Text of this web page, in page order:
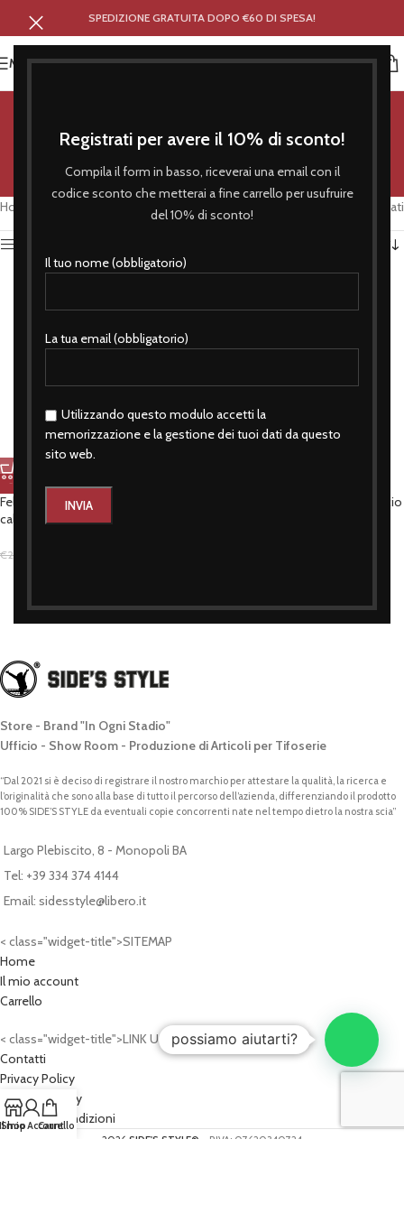
Registrati per avere il 10% di sconto!
Compila il form in basso, riceverai una email con il
codice sconto che metterai a fine carrello per usufruire
del 10% di sconto!
Il tuo nome (obbligatorio)
La tua email (obbligatorio)
Utilizzando questo modulo accetti la
memorizzazione e la gestione dei tuoi dati da questo
sito web.
SPEDIZIONE GRATUITA DOPO €60 DI SPESA!
MENU
con cappuccio
Categorie
Home Prodotti taggati “con cappuccio” Visualizzazione di 2 risultati
-27%
Felpa con cappucccio nero amatori
calcio balilla
€20,41
Felpa con cappuccio blu catenaccio
Store - Brand "In Ogni Stadio"
Ufficio - Show Room - Produzione di Articoli per Tifoserie
“Dal 2021 si è deciso di registrare il nostro marchio per attestare la qualità, la ricerca e
l’originalità che sono alla base di tutto il percorso dell’azienda, differenziando il prodotto
100% SIDE’S STYLE da eventuali copie concorrenti nate nel tempo dietro la nostra scia”
Largo Plebiscito, 8 - Monopoli BA
Tel: +39 334 374 4144
Email: sidesstyle@libero.it
< class="widget-title">SITEMAP
Home
Il mio account
Carrello
< class="widget-title">LINK UTILI
Contatti
Privacy Policy
Cookies Policy
Termini e Condizioni
2026 SIDE'S STYLE® - P.IVA: 07620340724
Shop
Il mio Account
Carrello
possiamo aiutarti?